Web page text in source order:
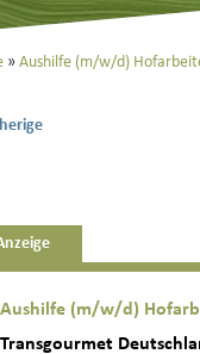
Aushilfe (m/w/d)
Aushilfe (m/w/d)
Transgourmet